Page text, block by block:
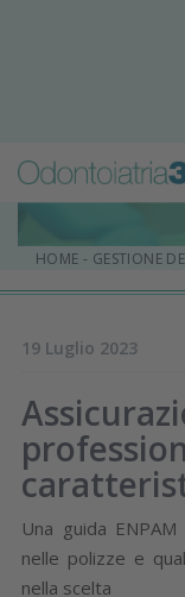
HOME - GESTIONE
19 Luglio 2023
Una guida
nelle polizze e
nella scelta